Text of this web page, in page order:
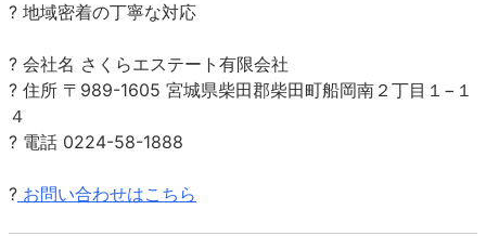
? 地域密着の丁寧な対応
? 会社名 さくらエステート有限会社
? 住所 〒989-1605 宮城県柴田郡柴田町船岡南２丁目１−１
４
? 電話 0224-58-1888
? お問い合わせはこちら